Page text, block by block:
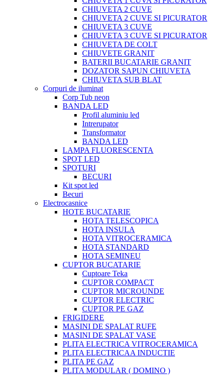
CHIUVETA 2 CUVE
CHIUVETA 2 CUVE SI PICURATOR
CHIUVETA 3 CUVE
CHIUVETA 3 CUVE SI PICURATOR
CHIUVETA DE COLT
CHIUVETE GRANIT
BATERII BUCATARIE GRANIT
DOZATOR SAPUN CHIUVETA
CHIUVETA SUB BLAT
Corpuri de iluminat
Corp Tub neon
BANDA LED
Profil aluminiu led
Intrerupator
Transformator
BANDA LED
LAMPA FLUORESCENTA
SPOT LED
SPOTURI
BECURI
Kit spot led
Becuri
Electrocasnice
HOTE BUCATARIE
HOTA TELESCOPICA
HOTA INSULA
HOTA VITROCERAMICA
HOTA STANDARD
HOTA SEMINEU
CUPTOR BUCATARIE
Cuptoare Teka
CUPTOR COMPACT
CUPTOR MICROUNDE
CUPTOR ELECTRIC
CUPTOR PE GAZ
FRIGIDERE
MASINI DE SPALAT RUFE
MASINI DE SPALAT VASE
PLITA ELECTRICA VITROCERAMICA
PLITA ELECTRICAA INDUCTIE
PLITA PE GAZ
PLITA MODULAR ( DOMINO )